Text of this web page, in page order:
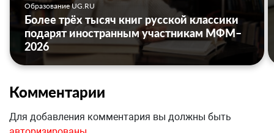
Образование UG.RU
Более трёх тысяч книг русской классики
подарят иностранным участникам МФМ–
2026
Комментарии
Для добавления комментария вы должны быть